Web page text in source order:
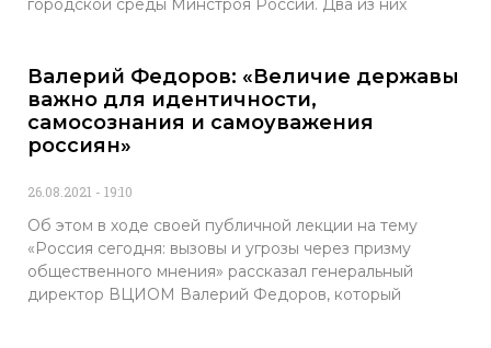
городской среды Минстроя России. Два из них
Валерий Федоров: «Величие державы
важно для идентичности,
самосознания и самоуважения
россиян»
26.08.2021 19:10
Об этом в ходе своей публичной лекции на тему
«Россия сегодня: вызовы и угрозы через призму
общественного мнения» рассказал генеральный
директор ВЦИОМ Валерий Федоров, который